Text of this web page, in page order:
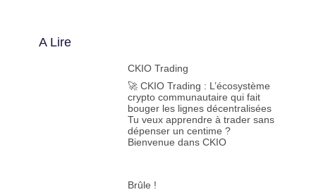
A Lire
CKIO Trading
🚀 CKIO Trading : L’écosystème
crypto communautaire qui fait
bouger les lignes décentralisées
Tu veux apprendre à trader sans
dépenser un centime ?
Bienvenue dans CKIO
Brûle !